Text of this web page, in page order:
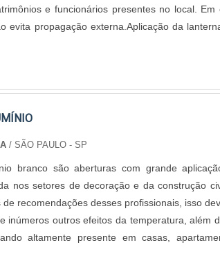
e funcionários presentes no local. Em
evita propagação externa.Aplicação da
/ SÃO PAULO - SP
branco são aberturas com grande
nos setores de decoração e da construção
recomendações desses profissionais, isso
inúmeros outros efeitos da temperatura, além
altamente presente em casas,